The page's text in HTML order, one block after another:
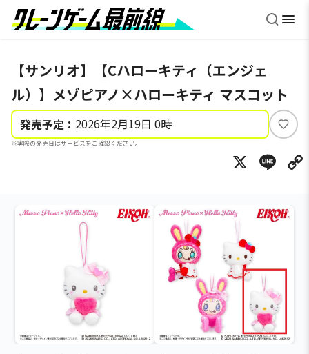
【サンリオ】【Cハローキティ（エンジェ
ル）】メゾピアノ×ハローキティ マスコット
発売予定： 2026年2月19日 0時
※実際の発売日はサービスをご確認ください。
い
ね
X